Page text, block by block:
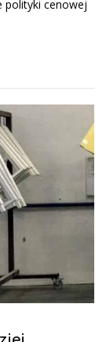
polityki cenowej